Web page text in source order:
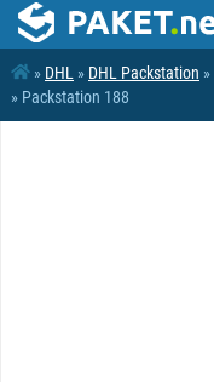
» DHL » DHL Packstation »
» Packstation 188